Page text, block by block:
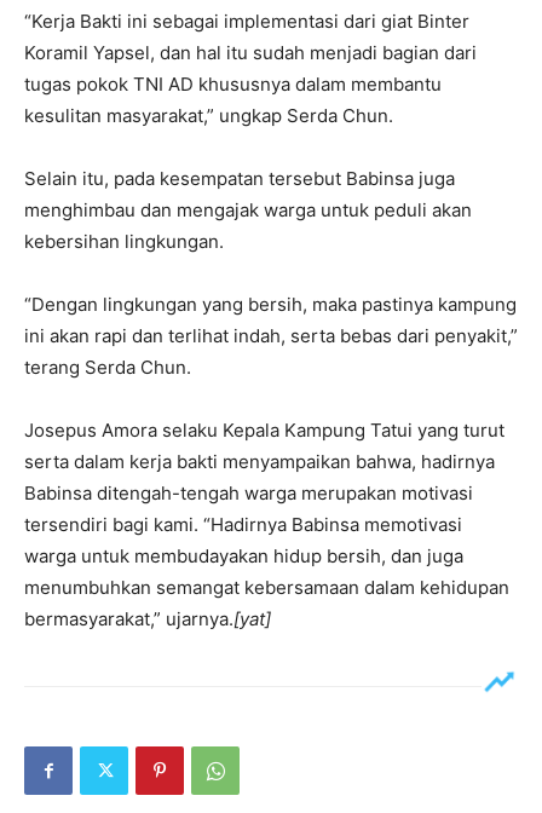
“Kerja Bakti ini sebagai implementasi dari giat Binter
Koramil Yapsel, dan hal itu sudah menjadi bagian dari
tugas pokok TNI AD khususnya dalam membantu
kesulitan masyarakat,” ungkap Serda Chun.
Selain itu, pada kesempatan tersebut Babinsa juga
menghimbau dan mengajak warga untuk peduli akan
kebersihan lingkungan.
“Dengan lingkungan yang bersih, maka pastinya kampung
ini akan rapi dan terlihat indah, serta bebas dari penyakit,”
terang Serda Chun.
Josepus Amora selaku Kepala Kampung Tatui yang turut
serta dalam kerja bakti menyampaikan bahwa, hadirnya
Babinsa ditengah-tengah warga merupakan motivasi
tersendiri bagi kami. “Hadirnya Babinsa memotivasi
warga untuk membudayakan hidup bersih, dan juga
menumbuhkan semangat kebersamaan dalam kehidupan
bermasyarakat,” ujarnya.[yat]